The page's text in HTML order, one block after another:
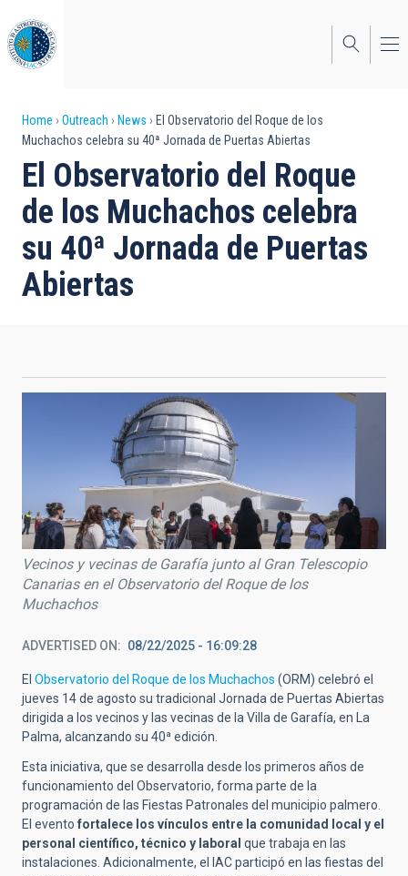
to
main
content
Breadcrumb
Home Outreach News
El Observatorio del Roque de los
Muchachos celebra su 40ª Jornada de Puertas Abiertas
El Observatorio del Roque
de los Muchachos celebra
su 40ª Jornada de Puertas
Abiertas
Vecinos y vecinas de Garafía junto al Gran Telescopio
Canarias en el Observatorio del Roque de los
Muchachos
ADVERTISED ON 08/22/2025 - 16:09:28
El Observatorio del Roque de los Muchachos (ORM) celebró el
jueves 14 de agosto su tradicional Jornada de Puertas Abiertas
dirigida a los vecinos y las vecinas de la Villa de Garafía, en La
Palma, alcanzando su 40ª edición.
Esta iniciativa, que se desarrolla desde los primeros años de
funcionamiento del Observatorio, forma parte de la
programación de las Fiestas Patronales del municipio palmero.
El evento fortalece los vínculos entre la comunidad local y el
personal científico, técnico y laboral que trabaja en las
instalaciones. Adicionalmente, el IAC participó en las fiestas del